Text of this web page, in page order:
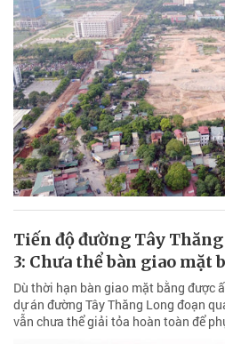
Tiến độ đường Tây
3: Chưa thể bàn giao mặt
Dù thời hạn bàn giao mặt bằng được
dự án đường Tây Thăng Long đoạn
vẫn chưa thể giải tỏa hoàn toàn để